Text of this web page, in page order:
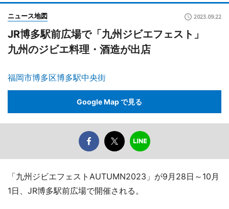
ニュース地図 2023.09.22
JR博多駅前広場で「九州ジビエフェスト」
九州のジビエ料理・酒造が出店
福岡市博多区博多駅中央街
Google Map で見る
「九州ジビエフェストAUTUMN2023」が9月28日～10月
1日、JR博多駅前広場で開催される。